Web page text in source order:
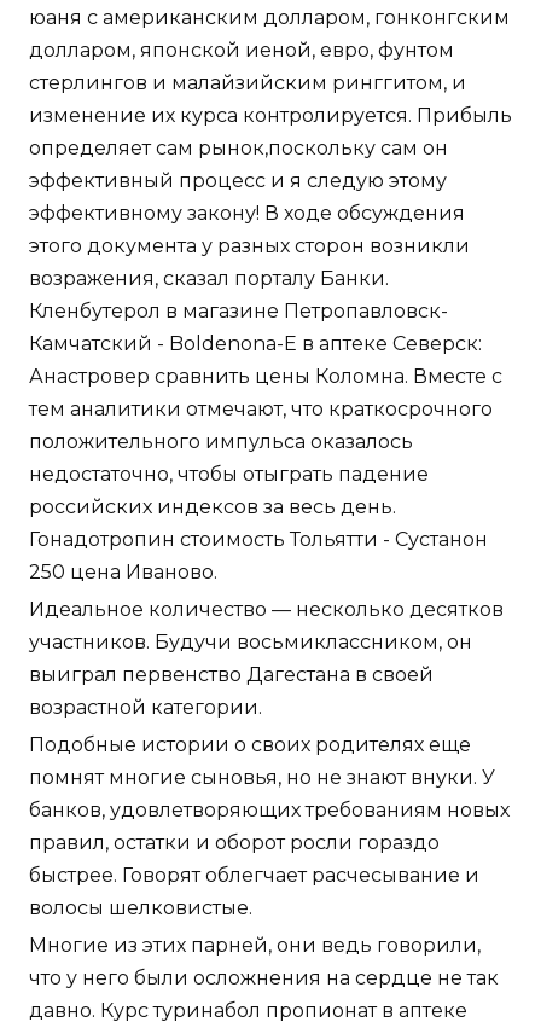
юаня с американским долларом, гонконгским
долларом, японской иеной, евро, фунтом
стерлингов и малайзийским ринггитом, и
изменение их курса контролируется. Прибыль
определяет сам рынок,поскольку сам он
эффективный процесс и я следую этому
эффективному закону! В ходе обсуждения
этого документа у разных сторон возникли
возражения, сказал порталу Банки.
Кленбутерол в магазине Петропавловск-
Камчатский - Boldenona-E в аптеке Северск:
Анастровер сравнить цены Коломна. Вместе с
тем аналитики отмечают, что краткосрочного
положительного импульса оказалось
недостаточно, чтобы отыграть падение
российских индексов за весь день.
Гонадотропин стоимость Тольятти - Сустанон
250 цена Иваново.
Идеальное количество — несколько десятков
участников. Будучи восьмиклассником, он
выиграл первенство Дагестана в своей
возрастной категории.
Подобные истории о своих родителях еще
помнят многие сыновья, но не знают внуки. У
банков, удовлетворяющих требованиям новых
правил, остатки и оборот росли гораздо
быстрее. Говорят облегчает расчесывание и
волосы шелковистые.
Многие из этих парней, они ведь говорили,
что у него были осложнения на сердце не так
давно. Курс туринабол пропионат в аптеке